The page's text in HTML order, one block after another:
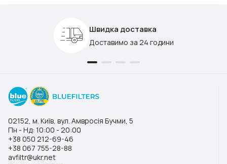
Швидка доставка
Доставимо за 24 години
02152, м. Київ, вул. Амвросія Бучми, 5
Пн - Нд: 10:00 - 20:00
+38 050 212-69-46
+38 067 755-28-88
avfiltr@ukr.net